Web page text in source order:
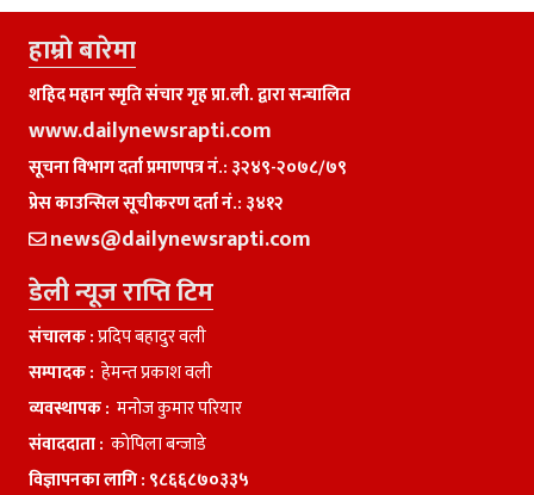
हाम्राे बारेमा
शहिद महान स्मृति संचार गृह प्रा.ली. द्वारा सन्चालित
www.dailynewsrapti.com
सूचना विभाग दर्ता प्रमाणपत्र नं.: ३२४९-२०७८/७९
प्रेस काउन्सिल सूचीकरण दर्ता नं.: ३४१२
news@dailynewsrapti.com
डेली न्यूज राप्ति टिम
संचालक :प्रदिप बहादुर वली
सम्पादक : हेमन्त प्रकाश वली
व्यवस्थापक : मनाेज कुमार परियार
संवाददाता : काेपिला बन्जाडे
विज्ञापनका लागि : ९८६६८७०३३५